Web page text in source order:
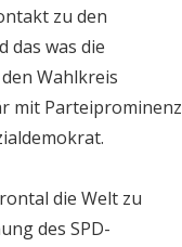
zu den
das was die
Wahlkreis
mit Parteiprominenz
die Welt zu
des SPD-